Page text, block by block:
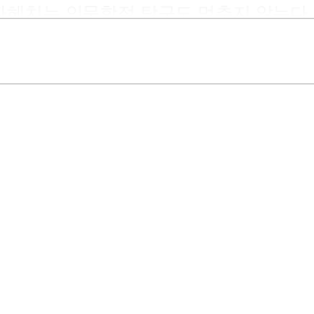
치는 인문학적 탐구도 멈추지 않는다.